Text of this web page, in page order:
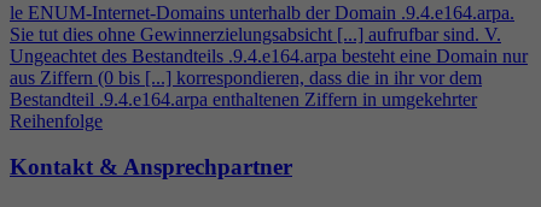
le ENUM-Internet-Domains unterhalb der Domain .9.4.e164.arpa.
Sie tut dies ohne Gewinnerzielungsabsicht [...] aufrufbar sind. V.
Ungeachtet des Bestandteils .9.4.e164.arpa besteht eine Domain nur
aus Ziffern (0 bis [...] korrespondieren, dass die in ihr vor dem
Bestandteil .9.4.e164.arpa enthaltenen Ziffern in umgekehrter
Reihenfolge
Kontakt & Ansprechpartner